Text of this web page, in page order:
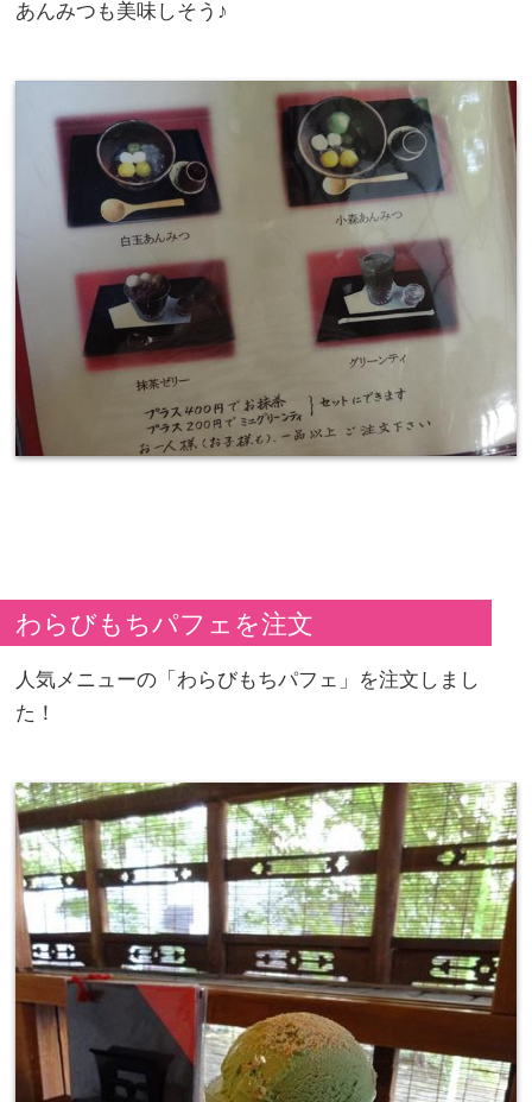
あんみつも美味しそう♪
わらびもちパフェを注文
人気メニューの「わらびもちパフェ」を注文しまし
た！